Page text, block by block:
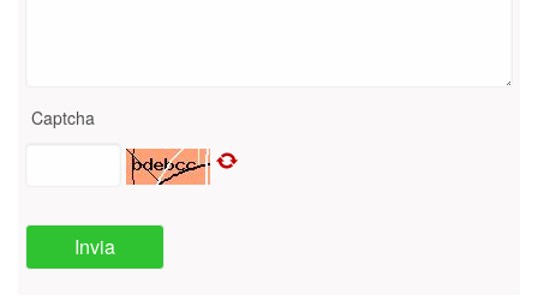
Captcha
Invia